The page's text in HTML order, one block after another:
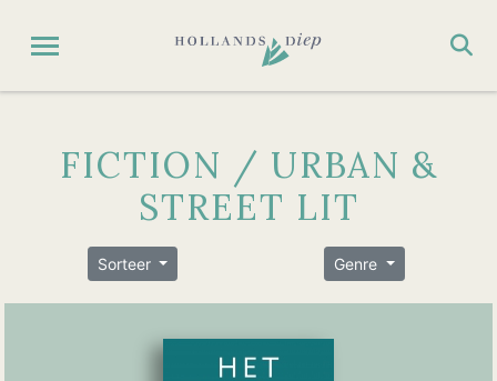
FICTION / URBAN &
STREET LIT
Sorteer Genre